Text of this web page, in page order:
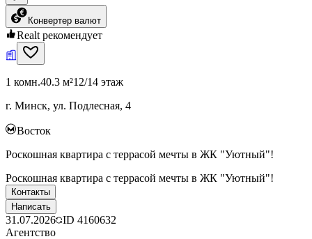
Конвертер валют
Realt рекомендует
1 комн.40.3 м²12/14 этаж
г. Минск, ул. Подлесная, 4
Восток
Роскошная квартира с террасой мечты в ЖК "Уютный"!
Роскошная квартира с террасой мечты в ЖК "Уютный"!
Контакты
Написать
31.07.2026 ID 4160632
Агентство